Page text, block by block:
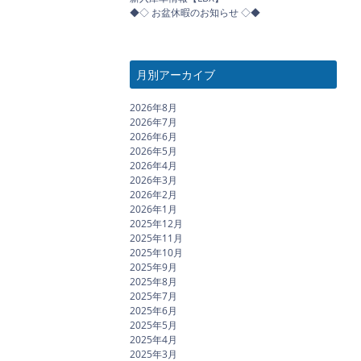
◆◇ お盆休暇のお知らせ ◇◆
月別アーカイブ
2026年8月
2026年7月
2026年6月
2026年5月
2026年4月
2026年3月
2026年2月
2026年1月
2025年12月
2025年11月
2025年10月
2025年9月
2025年8月
2025年7月
2025年6月
2025年5月
2025年4月
2025年3月